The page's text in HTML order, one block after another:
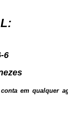
6
em qualquer